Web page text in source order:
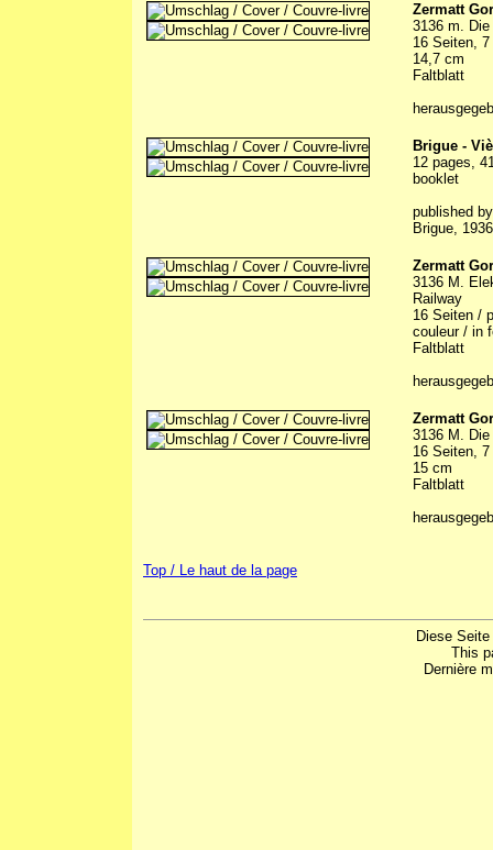
Zermatt
3136 m.
16 Seiten,
14,7 cm
Faltblatt
Brigue -
12 pages,
booklet
published
Brigue, 1936
Zermatt
3136 M.
Railway
16 Seiten /
couleur / in
Faltblatt
Zermatt
3136 M.
16 Seiten,
15 cm
Faltblatt
Top / Le haut de la page
Diese
This
Dernière